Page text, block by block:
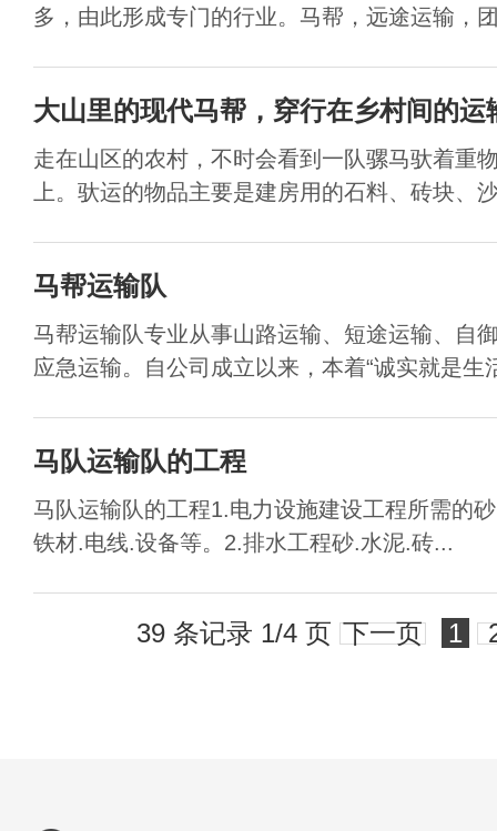
多，由此形成专门的行业。马帮，远途运输，
大山里的现代马帮，穿行在乡村间的运
走在山区的农村，不时会看到一队骡马驮着重
上。驮运的物品主要是建房用的石料、砖块、
马帮运输队
马帮运输队专业从事山路运输、短途运输、自
应急运输。自公司成立以来，本着“诚实就是生
马队运输队的工程
马队运输队的工程1.电力设施建设工程所需的
铁材.电线.设备等。2.排水工程砂.水泥.砖...
39 条记录 1/4 页 下一页 1